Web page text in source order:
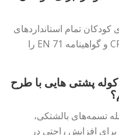
تمام استانداردهای
ایمنی لازم، از جمله مطابقت با CPSIA و گواهینامه EN 71 را
کوله پشتی هایی با طرح
تسمه‌های بالشتکی،
افزایش راحتی در